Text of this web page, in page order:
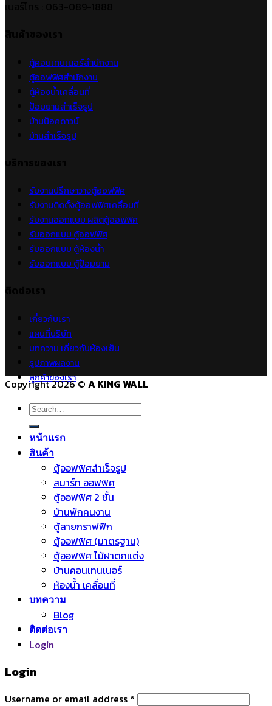
ตู้คอนเทนเนอร์สำนักงาน
ตู้ออฟฟิศสำนักงาน
ตู้ห้องน้ำเคลื่อนที่
ป้อมยามสำเร็จรูป
บ้านน็อคดาวน์
บ้านสำเร็จรูป
รับงานปรึกษาวางตู้ออฟฟิศ
รับงานติดตั้งตู้ออฟฟิศเคลื่อนที่
รับงานออกแบบ ผลิตตู้ออฟฟิศ
รับออกแบบ ตู้ออฟฟิศ
รับออกแบบ ตู้ห้องน้ำ
รับออกแบบ ตู้ป้อมยาม
เกี่ยวกับเรา
แผนที่บริษัท
บทความ เกี่ยวกับห้องเย็น
รูปภาพผลงาน
ลูกค้าของเรา
Copyright 2026 © A KING WALL
Search
for:
หน้าแรก
สินค้า
ตู้ออฟฟิศสำเร็จรูป
สมาร์ท ออฟฟิศ
ตู้ออฟฟิศ 2 ชั้น
บ้านพักคนงาน
ตู้ลายกราฟฟิก
ตู้ออฟฟิศ (มาตรฐาน)
ตู้ออฟฟิศ ไม้ฝาตกแต่ง
บ้านคอนเทนเนอร์
ห้องน้ำ เคลื่อนที่
บทความ
Blog
ติดต่อเรา
Login
Login
Username or email address *